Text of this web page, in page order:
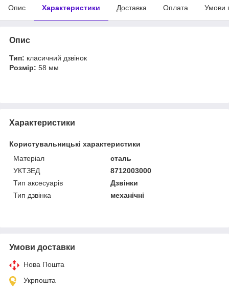
Опис Характеристики Доставка Оплата Умови
Опис
Тип: класичний дзвінок
Розмір: 58 мм
Характеристики
Користувальницькі характеристики
Матеріал
сталь
УКТЗЕД
8712003000
Тип аксесуарів
Дзвінки
Тип дзвінка
механічні
Умови доставки
Нова Пошта
Укрпошта